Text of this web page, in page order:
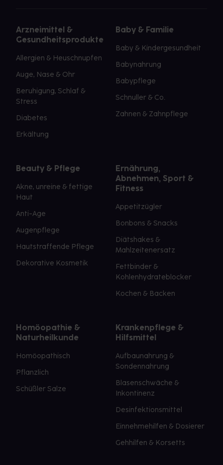
Arzneimittel &
Gesundheitsprodukte
Allergien & Heuschnupfen
Auge, Nase & Ohr
Beruhigung, Schlaf &
Stress
Diabetes
Erkältung
Baby & Familie
Baby & Kindergesundheit
Babynahrung
Babypflege
Schnuller & Co.
Zahnen & Zahnpflege
Beauty & Pflege
Akne, unreine & fettige
Haut
Anti-Age
Augenpflege
Hautstraffende Pflege
Dekorative Kosmetik
Ernährung,
Abnehmen, Sport &
Fitness
Appetitzügler
Bonbons & Snacks
Diätshakes &
Mahlzeitenersatz
Fettbinder &
Kohlenhydrateblocker
Kochen & Backen
Homöopathie &
Naturheilkunde
Homöopathisch
Pflanzlich
Schüßler Salze
Krankenpflege &
Hilfsmittel
Aufbaunahrung &
Sondennahrung
Blasenschwäche &
Inkontinenz
Desinfektionsmittel
Einnehmehilfen & Dosierer
Gehhilfen & Korsetts